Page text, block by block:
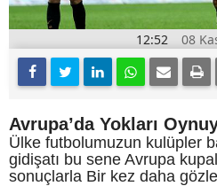
12:52 08
Avrupa’da Yokları
Ülke futbolumuzun kulüpler
gidişatı bu sene Avrupa
sonuçlarla Bir kez daha